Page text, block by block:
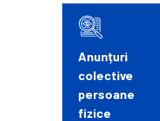
Anunțuri
colective
persoane
fizice